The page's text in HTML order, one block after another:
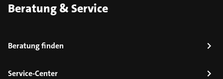
Beratung & Service
Beratung finden
Service-Center